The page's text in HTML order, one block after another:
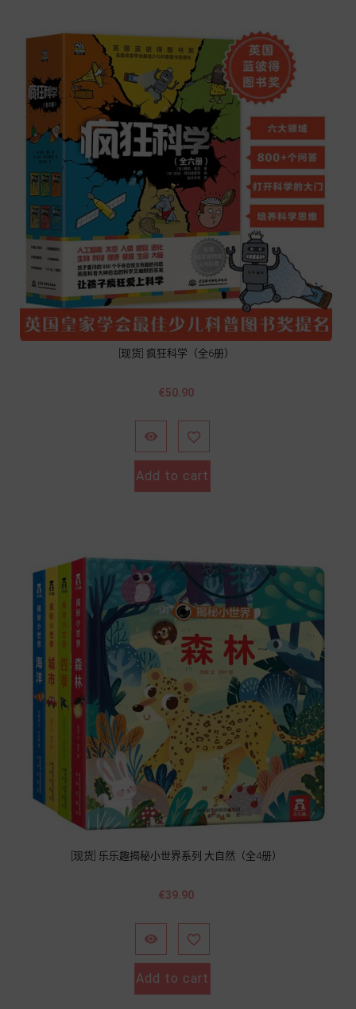
[现货] 疯狂科学（全6册）
Price
€50.90
 
Add to cart
[现货] 乐乐趣揭秘小世界系列 大自然（全4册）
Price
€39.90
 
Add to cart